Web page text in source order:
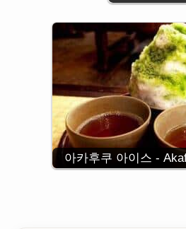
아카후쿠 아이스 -